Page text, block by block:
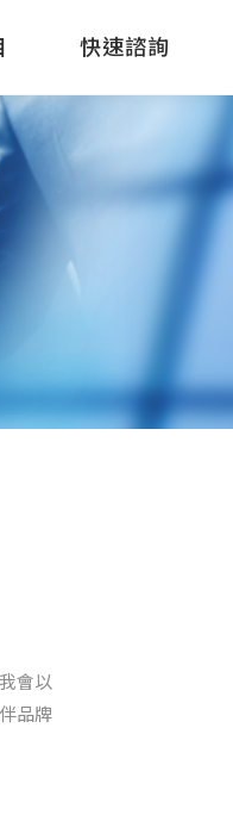
快速諮詢
會以
品牌